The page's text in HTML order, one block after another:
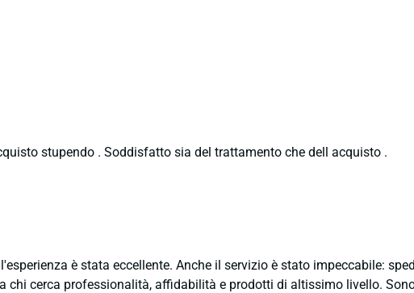
stupendo . Soddisfatto sia del trattamento che dell acquisto .
è stata eccellente. Anche il servizio è stato impeccabile:
chi cerca professionalità, affidabilità e prodotti di altissimo livello.